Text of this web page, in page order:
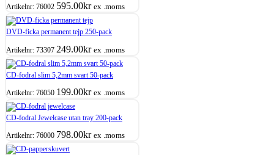
Artikelnr: 76002 595.00kr ex .moms
DVD-ficka permanent tejp 250-pack
Artikelnr: 73307 249.00kr ex .moms
CD-fodral slim 5,2mm svart 50-pack
Artikelnr: 76050 199.00kr ex .moms
CD-fodral Jewelcase utan tray 200-pack
Artikelnr: 76000 798.00kr ex .moms